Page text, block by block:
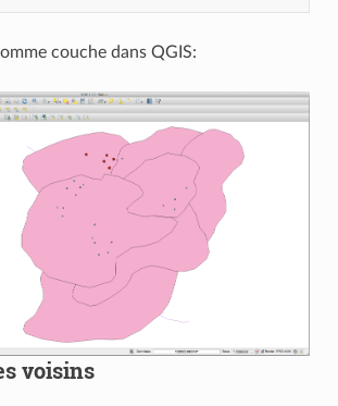
couche dans QGIS:
voisins